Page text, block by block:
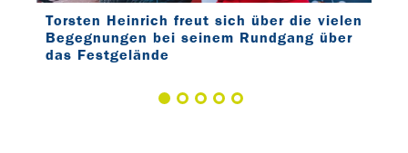
Torsten Heinrich freut sich über die vielen
Begegnungen bei seinem Rundgang über
das Festgelände